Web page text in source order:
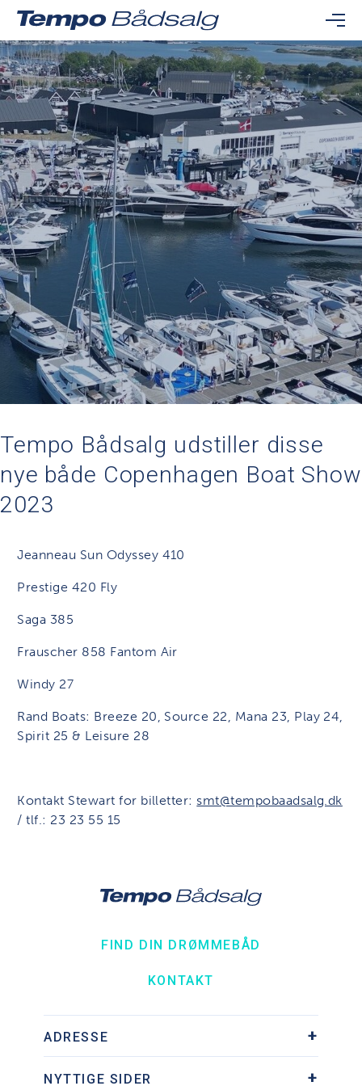
Tempo Bådsalg udstiller disse
nye både Copenhagen Boat Show
2023
Jeanneau Sun Odyssey 410
Prestige 420 Fly
Saga 385
Frauscher 858 Fantom Air
Windy 27
Rand Boats: Breeze 20, Source 22, Mana 23, Play 24,
Spirit 25 & Leisure 28
Kontakt Stewart for billetter: smt@tempobaadsalg.dk
/ tlf.: 23 23 55 15
FIND DIN DRØMMEBÅD
KONTAKT
ADRESSE
2635 Ishøj
NYTTIGE SIDER